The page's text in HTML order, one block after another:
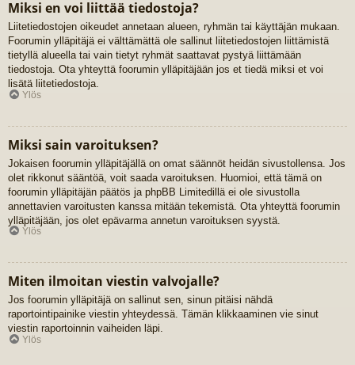
Miksi en voi liittää tiedostoja?
Liitetiedostojen oikeudet annetaan alueen, ryhmän tai käyttäjän mukaan.
Foorumin ylläpitäjä ei välttämättä ole sallinut liitetiedostojen liittämistä
tietyllä alueella tai vain tietyt ryhmät saattavat pystyä liittämään
tiedostoja. Ota yhteyttä foorumin ylläpitäjään jos et tiedä miksi et voi
lisätä liitetiedostoja.
Ylös
Miksi sain varoituksen?
Jokaisen foorumin ylläpitäjällä on omat säännöt heidän sivustollensa. Jos
olet rikkonut sääntöä, voit saada varoituksen. Huomioi, että tämä on
foorumin ylläpitäjän päätös ja phpBB Limitedillä ei ole sivustolla
annettavien varoitusten kanssa mitään tekemistä. Ota yhteyttä foorumin
ylläpitäjään, jos olet epävarma annetun varoituksen syystä.
Ylös
Miten ilmoitan viestin valvojalle?
Jos foorumin ylläpitäjä on sallinut sen, sinun pitäisi nähdä
raportointipainike viestin yhteydessä. Tämän klikkaaminen vie sinut
viestin raportoinnin vaiheiden läpi.
Ylös